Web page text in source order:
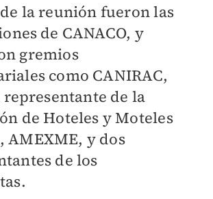
la reunión fueron las
de CANACO, y
gremios
como CANIRAC,
representante de la
de Hoteles y Moteles
AMEXME, y dos
de los